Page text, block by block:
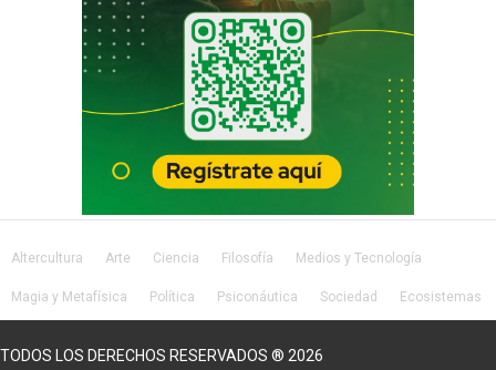
Altercultura Arte Ciencia Filosofía Medios y Tecnología
Magia y Metafísica Política Psiconáutica Sociedad Ecosistemas
TODOS LOS DERECHOS RESERVADOS ® 2026